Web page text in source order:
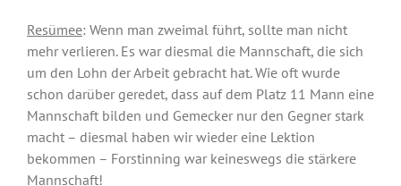
Resümee: Wenn man zweimal führt, sollte man nicht
mehr verlieren. Es war diesmal die Mannschaft, die sich
um den Lohn der Arbeit gebracht hat. Wie oft wurde
schon darüber geredet, dass auf dem Platz 11 Mann eine
Mannschaft bilden und Gemecker nur den Gegner stark
macht – diesmal haben wir wieder eine Lektion
bekommen – Forstinning war keineswegs die stärkere
Mannschaft!